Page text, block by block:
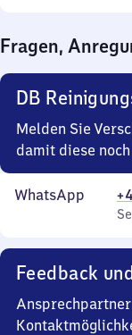
22
Fragen,
DB
Melden Sie
damit diese
WhatsApp
Feedback